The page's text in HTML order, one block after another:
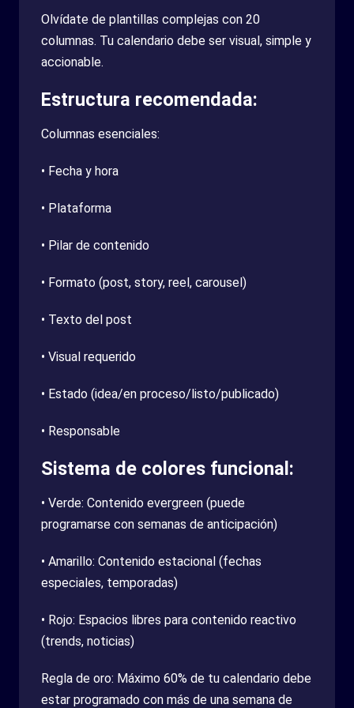
Olvídate de plantillas complejas con 20
columnas. Tu calendario debe ser visual, simple y
accionable.
Estructura recomendada:
Columnas esenciales:
• Fecha y hora
• Plataforma
• Pilar de contenido
• Formato (post, story, reel, carousel)
• Texto del post
• Visual requerido
• Estado (idea/en proceso/listo/publicado)
• Responsable
Sistema de colores funcional:
• Verde: Contenido evergreen (puede
programarse con semanas de anticipación)
• Amarillo: Contenido estacional (fechas
especiales, temporadas)
• Rojo: Espacios libres para contenido reactivo
(trends, noticias)
Regla de oro: Máximo 60% de tu calendario debe
estar programado con más de una semana de